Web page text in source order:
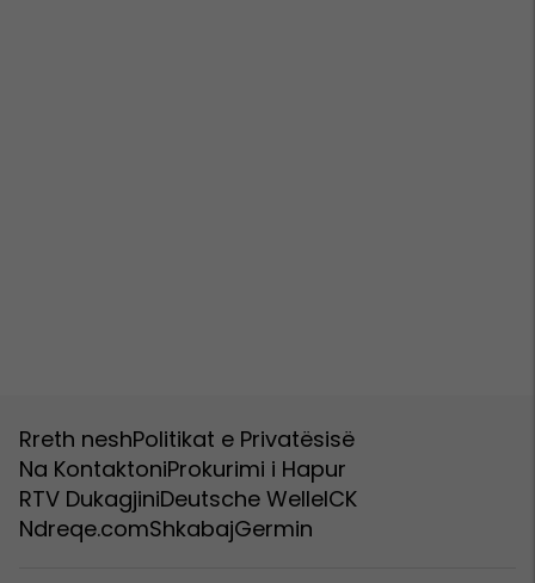
Rreth neshPolitikat e Privatësisë
Na KontaktoniProkurimi i Hapur
RTV DukagjiniDeutsche WelleICK
Ndreqe.comShkabajGermin